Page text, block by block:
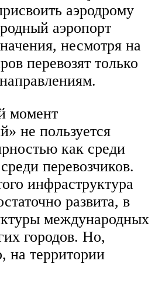
аэродрому
аэропорт
несмотря на
перевозят только
момент
не пользуется
как среди
перевозчиков.
инфраструктура
развита, в
международных
городов. Но,
на территории